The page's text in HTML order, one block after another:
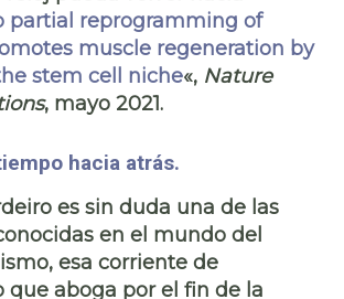
partial reprogramming of
muscle regeneration by
stem cell niche«, Nature
, mayo 2021.
hacia atrás.
es sin duda una de las
en el mundo del
esa corriente de
que aboga por el fin de la